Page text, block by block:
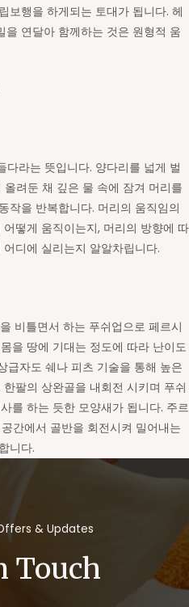
보행을 하게되는 토대가 됩니다. 헤
연달아 함께하는 것은 원형적 움
려둔 채 깊은 물 속에 잠겨 머리를
작을 반복합니다. 머리의 움직임의
떻게 움직이는지, 머리의 방향에 따
디에 실리는지 알알차립니다.
을 땅에 기대는 정도에 따라 난이도
급자도 쉐나 피츠 기술을 통해 높은
팔의 상완골을 내회전 시키며 푸쉬
를 하는 듯한 모양새가 됩니다. 주르
간에서 골반을 회전시켜 밀어내는
니다.
& Updates
Touch